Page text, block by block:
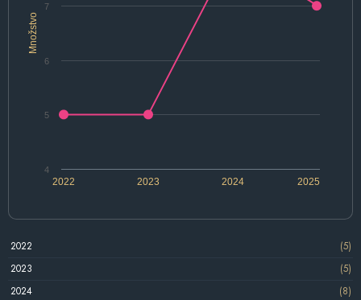
Množstvo
2022 2024
2023 2025
4
5
6
7
2022
(5)
2023
(5)
2024
(8)